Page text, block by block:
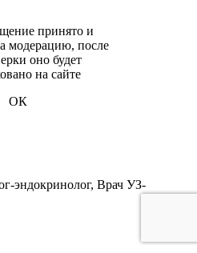
эндокринолог, Врач УЗ-
принято и
модерацию, после
оно будет
на сайте
ОК